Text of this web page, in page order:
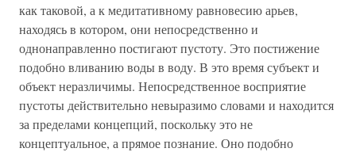
как таковой, а к медитативному равновесию арьев,
находясь в котором, они непосредственно и
однонаправленно постигают пустоту. Это постижение
подобно вливанию воды в воду. В это время субъект и
объект неразличимы. Непосредственное восприятие
пустоты действительно невыразимо словами и находится
за пределами концепций, поскольку это не
концептуальное, а прямое познание. Оно подобно